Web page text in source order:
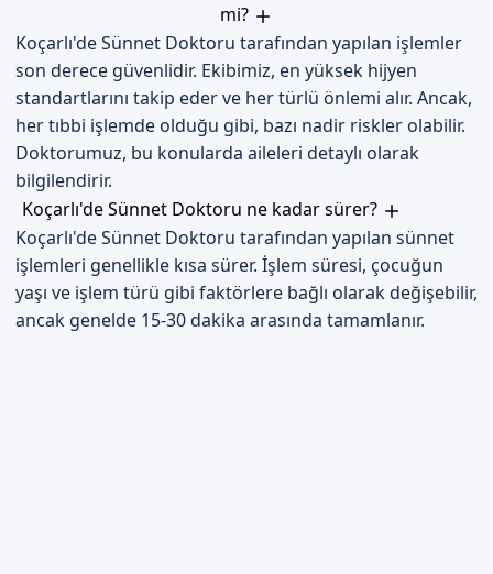
mi?
Koçarlı'de Sünnet Doktoru tarafından yapılan işlemler
son derece güvenlidir. Ekibimiz, en yüksek hijyen
standartlarını takip eder ve her türlü önlemi alır. Ancak,
her tıbbi işlemde olduğu gibi, bazı nadir riskler olabilir.
Doktorumuz, bu konularda aileleri detaylı olarak
bilgilendirir.
Koçarlı'de Sünnet Doktoru ne kadar sürer?
Koçarlı'de Sünnet Doktoru tarafından yapılan sünnet
işlemleri genellikle kısa sürer. İşlem süresi, çocuğun
yaşı ve işlem türü gibi faktörlere bağlı olarak değişebilir,
ancak genelde 15-30 dakika arasında tamamlanır.